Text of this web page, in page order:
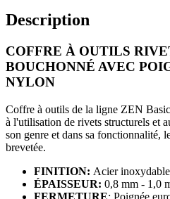
Description
COFFRE À OUTILS
BOUCHONNÉ AVEC
NYLON
Coffre à outils de la ligne ZEN
à l'utilisation de rivets structurels et
son genre et dans sa fonctionnalité,
brevetée.
FINITION: Acier
ÉPAISSEUR: 0,8 mm - 1,0
FERMETURE: Poignée